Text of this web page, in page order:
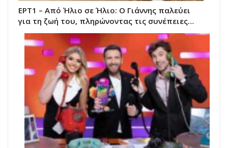
ΕΡΤ1 – Από Ήλιο σε Ήλιο: Ο Γιάννης παλεύει
για τη ζωή του, πληρώνοντας τις συνέπειες…